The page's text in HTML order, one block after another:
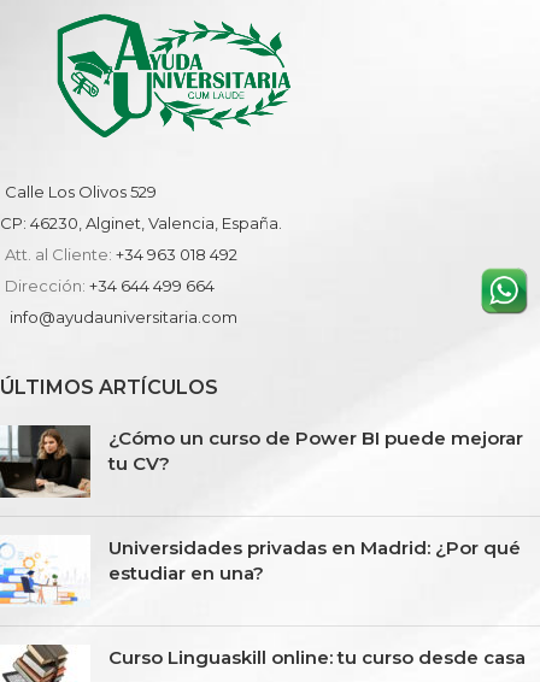
Calle Los Olivos 529
CP: 46230, Alginet, Valencia, España.
Att. al Cliente: +34 963 018 492
Dirección: +34 644 499 664
info@ayudauniversitaria.com
ÚLTIMOS ARTÍCULOS
¿Cómo un curso de Power BI puede mejorar
tu CV?
Universidades privadas en Madrid: ¿Por qué
estudiar en una?
Curso Linguaskill online: tu curso desde casa